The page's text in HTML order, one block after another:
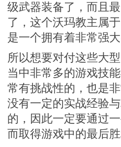
级武器装备了，而且
了，这个沃玛教主属
是一个拥有着非常强
所以想要对付这些大
当中非常多的游戏技
常有挑战性的，也是
没有一定的实战经验
的，因此一定要通过
而取得游戏中的最后胜